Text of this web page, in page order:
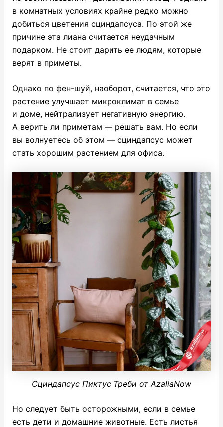
в комнатных условиях крайне редко можно
добиться цветения сциндапсуса. По этой же
причине эта лиана считается неудачным
подарком. Не стоит дарить ее людям, которые
верят в приметы.
Однако по фен-шуй, наоборот, считается, что это
растение улучшает микроклимат в семье
и доме, нейтрализует негативную энергию.
А верить ли приметам — решать вам. Но если
вы волнуетесь об этом — сциндапсус может
стать хорошим растением для офиса.
Сциндапсус Пиктус Треби от AzaliaNow
Но следует быть осторожными, если в семье
есть дети и домашние животные. Есть листья